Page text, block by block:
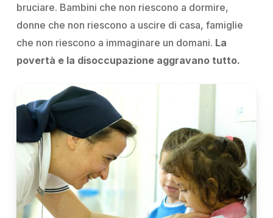
bruciare. Bambini che non riescono a dormire,
donne che non riescono a uscire di casa, famiglie
che non riescono a immaginare un domani. La
povertà e la disoccupazione aggravano tutto.